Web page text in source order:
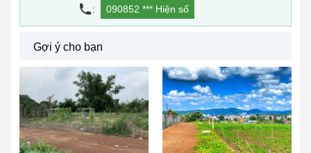
:
090852 *** Hiện số
Gợi ý cho bạn